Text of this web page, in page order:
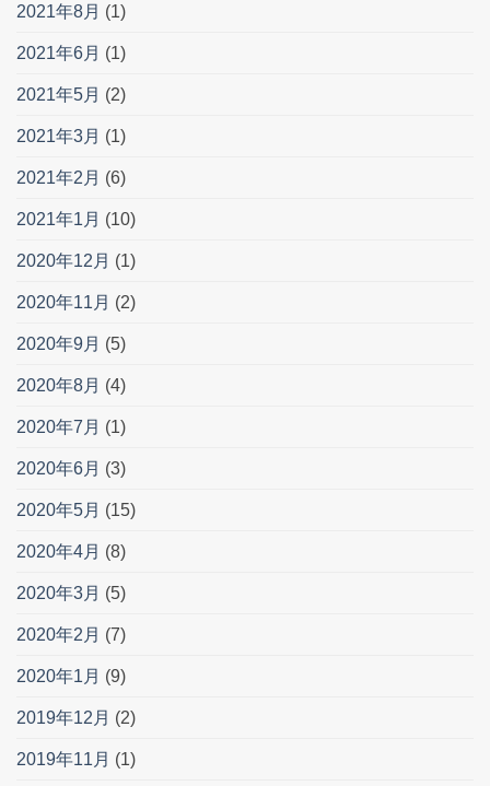
2021年8月 (1)
2021年6月 (1)
2021年5月 (2)
2021年3月 (1)
2021年2月 (6)
2021年1月 (10)
2020年12月 (1)
2020年11月 (2)
2020年9月 (5)
2020年8月 (4)
2020年7月 (1)
2020年6月 (3)
2020年5月 (15)
2020年4月 (8)
2020年3月 (5)
2020年2月 (7)
2020年1月 (9)
2019年12月 (2)
2019年11月 (1)